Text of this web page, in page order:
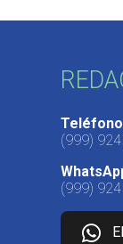
Teléfono
(999)
(999)